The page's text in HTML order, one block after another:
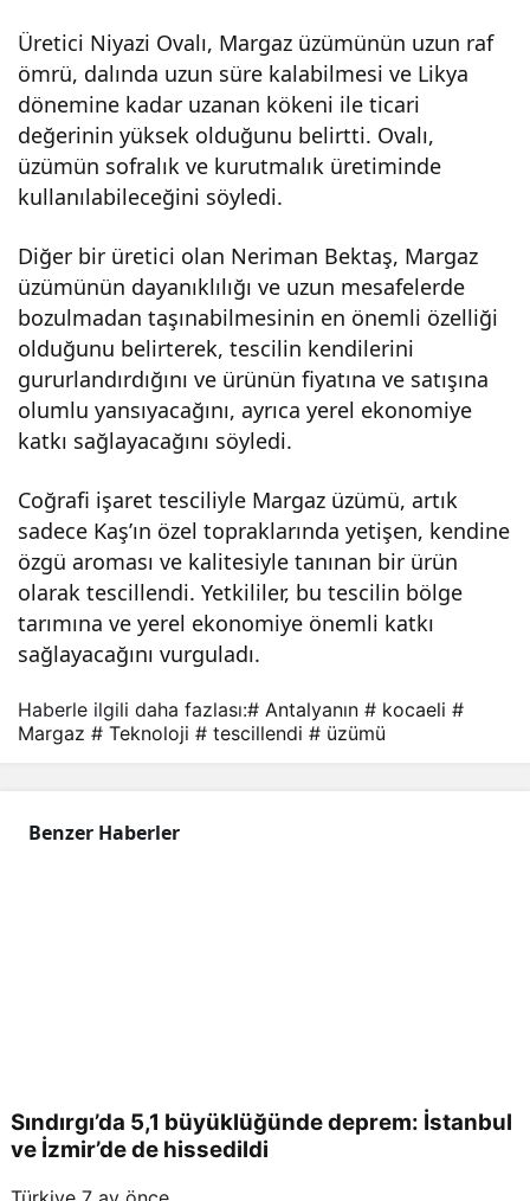
Üretici Niyazi Ovalı, Margaz üzümünün uzun raf
ömrü, dalında uzun süre kalabilmesi ve Likya
dönemine kadar uzanan kökeni ile ticari
değerinin yüksek olduğunu belirtti. Ovalı,
üzümün sofralık ve kurutmalık üretiminde
kullanılabileceğini söyledi.
Diğer bir üretici olan Neriman Bektaş, Margaz
üzümünün dayanıklılığı ve uzun mesafelerde
bozulmadan taşınabilmesinin en önemli özelliği
olduğunu belirterek, tescilin kendilerini
gururlandırdığını ve ürünün fiyatına ve satışına
olumlu yansıyacağını, ayrıca yerel ekonomiye
katkı sağlayacağını söyledi.
Coğrafi işaret tesciliyle Margaz üzümü, artık
sadece Kaş’ın özel topraklarında yetişen, kendine
özgü aroması ve kalitesiyle tanınan bir ürün
olarak tescillendi. Yetkililer, bu tescilin bölge
tarımına ve yerel ekonomiye önemli katkı
sağlayacağını vurguladı.
Haberle ilgili daha fazlası:# Antalyanın # kocaeli #
Margaz # Teknoloji # tescillendi # üzümü
Benzer Haberler
Sındırgı’da 5,1 büyüklüğünde deprem: İstanbul
ve İzmir’de de hissedildi